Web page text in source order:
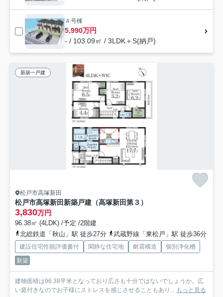
Ａ号棟
5,990万円
- / 103.09㎡ / 3LDK＋S(納戸)
新築一戸建
松戸市高塚新田
松戸市高塚新田新築戸建（高塚新田第３）
3,830万円
96.38㎡ (4LDK) /予定 /2階建
北総鉄道「秋山」駅 徒歩27分
武蔵野線「東松戸」駅 徒歩36分
建設住宅性能評価書付 閑静な住宅地 耐震構造
個別浄化槽
新築
建物面積は96.38平米となっており広さも十分ではないでしょうか。広
い庭付きなのでお子様にストレスを感じさせることもあり... もっと見る